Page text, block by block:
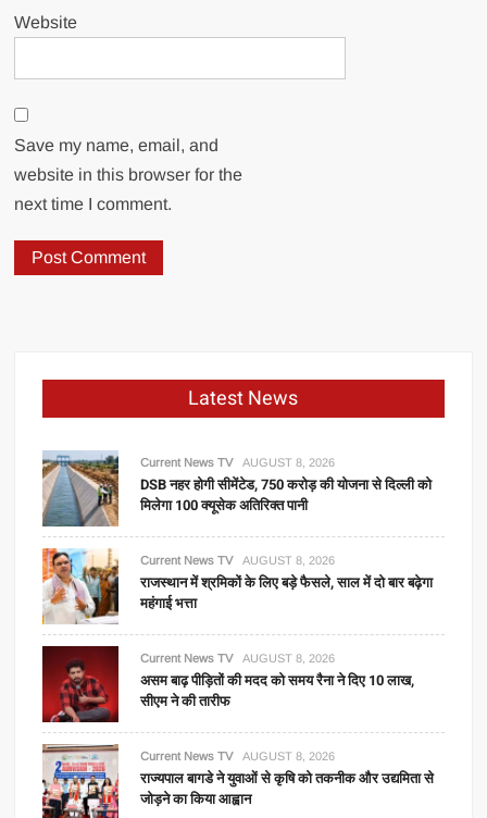
Website
Save my name, email, and
website in this browser for the
next time I comment.
Latest News
Current News TV AUGUST 8, 2026
DSB नहर होगी सीमेंटेड, 750 करोड़ की योजना से दिल्ली को
मिलेगा 100 क्यूसेक अतिरिक्त पानी
Current News TV AUGUST 8, 2026
राजस्थान में श्रमिकों के लिए बड़े फैसले, साल में दो बार बढ़ेगा
महंगाई भत्ता
Current News TV AUGUST 8, 2026
असम बाढ़ पीड़ितों की मदद को समय रैना ने दिए 10 लाख,
सीएम ने की तारीफ
Current News TV AUGUST 8, 2026
राज्यपाल बागडे ने युवाओं से कृषि को तकनीक और उद्यमिता से
जोड़ने का किया आह्वान